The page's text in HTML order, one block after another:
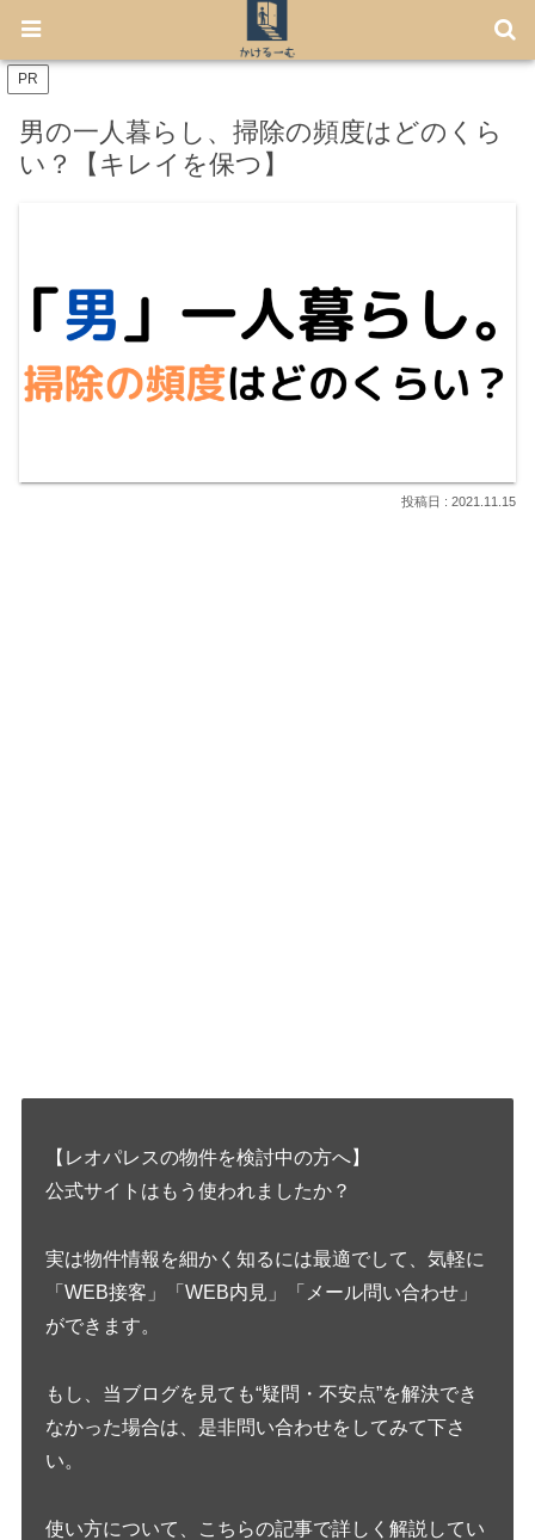
【7月から免許不要に！】電動キックボード「LUUP」の始め方
PR
男の一人暮らし、掃除の頻度はどのくら
い？【キレイを保つ】
2021.11.15
【レオパレスの物件を検討中の方へ】
公式サイトはもう使われましたか？
実は物件情報を細かく知るには最適でして、気軽に
「WEB接客」「WEB内見」「メール問い合わせ」
ができます。
もし、当ブログを見ても“疑問・不安点”を解決でき
なかった場合は、是非問い合わせをしてみて下さ
い。
使い方について、こちらの記事で詳しく解説してい